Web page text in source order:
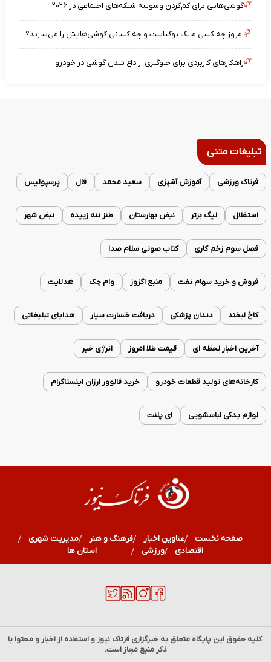
گوشی‌هایی برای کم‌کردن وسوسه شبکه‌های اجتماعی در ۲۰۲۶
امروز چه کسی مالک نوکیاست و چه کسانی گوشی‌هایش را می‌سازند؟
راهکارهای کاربردی برای جلوگیری از داغ شدن گوشی در خودرو
تبلیغات متنی
فرتاک ورزشی آموزش آشپزی سعید محمد فال پرسپولیس
استقلال لیگ برتر نبض بهارستان طنز ننه زبیده نبض شهر
فصل سوم زخم کاری کتاب صوتی سلام صدا
فروش و خرید سهام نفت منبع اگزوز وام چک هدلایت
کاخ لبخند دندان پزشکی دریافت خسارت سیار هدایای تبلیغاتی
آخرین اخبار لحظه ای قیمت طلا امروز انرژی خبر
کارخانه‌های تولید قطعات خودرو خرید فالوور ارزان اینستاگرام
لوازم یدکی لباسشویی ای پلنت
صفحه نخست عناوین اخبار فرهنگ و هنر
مدیریت شهری
اقتصادی
ورزشی سلامت استان ها
.کلیه حقوق این پایگاه متعلق به خبرگزاریفرتاک نیوز و استفاده از اخبار و محتوا با
ذکر منبع مجاز است.